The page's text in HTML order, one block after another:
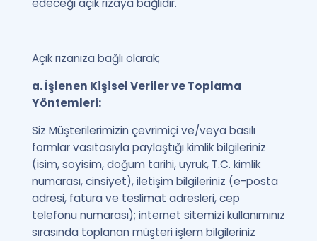
edeceği açık rızaya bağlıdır.
Açık rızanıza bağlı olarak;
a. İşlenen Kişisel Veriler ve Toplama
Yöntemleri:
Siz Müşterilerimizin çevrimiçi ve/veya basılı
formlar vasıtasıyla paylaştığı kimlik bilgileriniz
(isim, soyisim, doğum tarihi, uyruk, T.C. kimlik
numarası, cinsiyet), iletişim bilgileriniz (e-posta
adresi, fatura ve teslimat adresleri, cep
telefonu numarası); internet sitemizi kullanımınız
sırasında toplanan müşteri işlem bilgileriniz